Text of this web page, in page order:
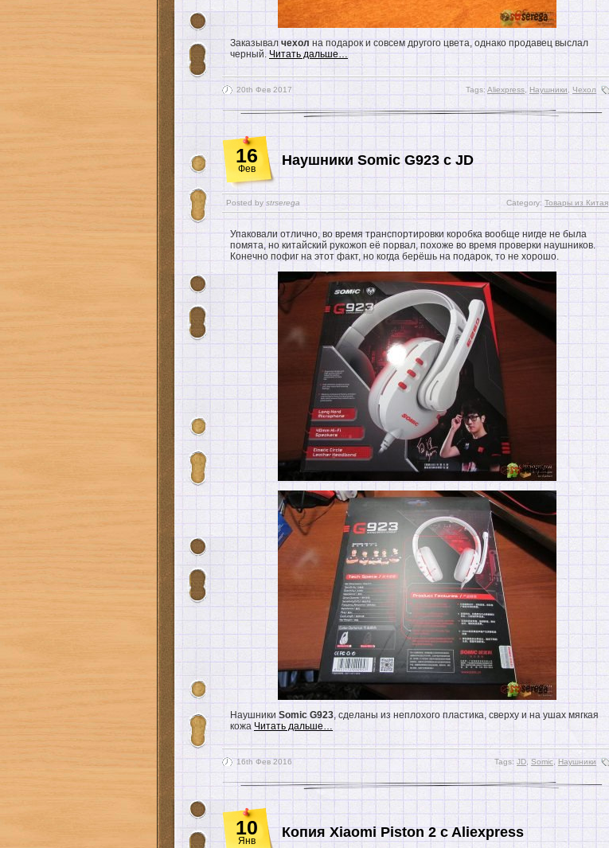
Заказывал чехолна подарок и совсем другого цвета, однако продавец выслал
черный. Читать дальше…
20th Фев 2017 Tags: Aliexpress Наушники Чехол
16
Фев
Наушники Somic G923 с JD
Posted by strserega Category: Товары из Китая
Упаковали отлично, во время транспортировки коробка вообще нигде не была
помята, но китайский рукожоп её порвал, похоже во время проверки наушников.
Конечно пофиг на этот факт, но когда берёшь на подарок, то не хорошо.
Наушники Somic G923, сделаны из неплохого пластика, сверху и на ушах мягкая
кожа Читать дальше…
16th Фев 2016 Tags: JD ,Somic,Наушники
10
Янв
Копия Xiaomi Piston 2 c Aliexpress